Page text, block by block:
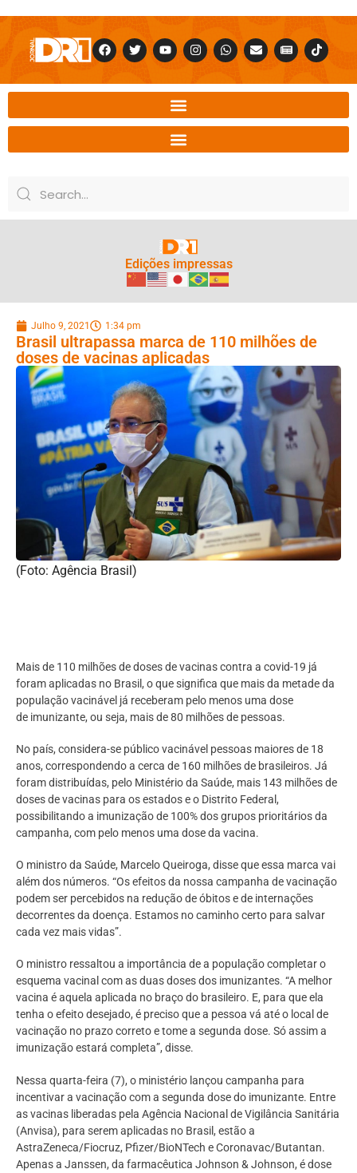
Edições impressas
Julho 9, 2021 1:34 pm
Brasil ultrapassa marca de 110 milhões de
doses de vacinas aplicadas
(Foto: Agência Brasil)
Mais de 110 milhões de doses de vacinas contra a covid-19 já
foram aplicadas no Brasil, o que significa que mais da metade da
população vacinável já receberam pelo menos uma dose
de imunizante, ou seja, mais de 80 milhões de pessoas.
No país, considera-se público vacinável pessoas maiores de 18
anos, correspondendo a cerca de 160 milhões de brasileiros. Já
foram distribuídas, pelo Ministério da Saúde, mais 143 milhões de
doses de vacinas para os estados e o Distrito Federal,
possibilitando a imunização de 100% dos grupos prioritários da
campanha, com pelo menos uma dose da vacina.
O ministro da Saúde, Marcelo Queiroga, disse que essa marca vai
além dos números. “Os efeitos da nossa campanha de vacinação
podem ser percebidos na redução de óbitos e de internações
decorrentes da doença. Estamos no caminho certo para salvar
cada vez mais vidas”.
O ministro ressaltou a importância de a população completar o
esquema vacinal com as duas doses dos imunizantes. “A melhor
vacina é aquela aplicada no braço do brasileiro. E, para que ela
tenha o efeito desejado, é preciso que a pessoa vá até o local de
vacinação no prazo correto e tome a segunda dose. Só assim a
imunização estará completa”, disse.
Nessa quarta-feira (7), o ministério lançou campanha para
incentivar a vacinação com a segunda dose do imunizante. Entre
as vacinas liberadas pela Agência Nacional de Vigilância Sanitária
(Anvisa), para serem aplicadas no Brasil, estão a
AstraZeneca/Fiocruz, Pfizer/BioNTech e Coronavac/Butantan.
Apenas a Janssen, da farmacêutica Johnson & Johnson, é dose